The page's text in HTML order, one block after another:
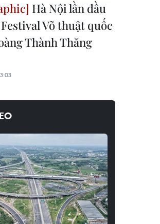
Hà Nội lần đầu
Võ thuật quốc
Thành Thăng